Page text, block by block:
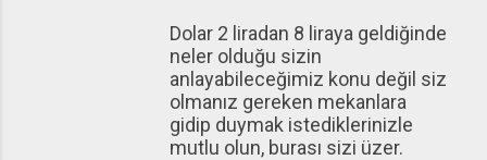
Dolar 2 liradan 8 liraya geldiğinde
neler olduğu sizin
anlayabileceğimiz konu değil siz
olmanız gereken mekanlara
gidip duymak istediklerinizle
mutlu olun, burası sizi üzer.